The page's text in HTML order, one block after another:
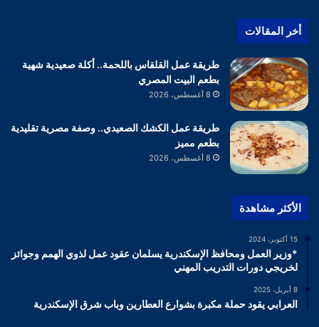
أخر المقالات
طريقة عمل القلقاس باللحمة.. أكلة صعيدية شهية
بطعم البيت المصري
8 أغسطس، 2026
طريقة عمل الكشك الصعيدي.. وصفة مصرية تقليدية
بطعم مميز
8 أغسطس، 2026
الأكثر مشاهدة
15 أكتوبر، 2024
*وزير العمل ومحافظ الإسكندرية يسلمان عقود عمل لذوي الهمم وجوائز
لخريجي دورات التدريب المهني
8 أبريل، 2025
العرابي يقود حملة مكبرة بشوارع العطارين وباب شرق الإسكندرية